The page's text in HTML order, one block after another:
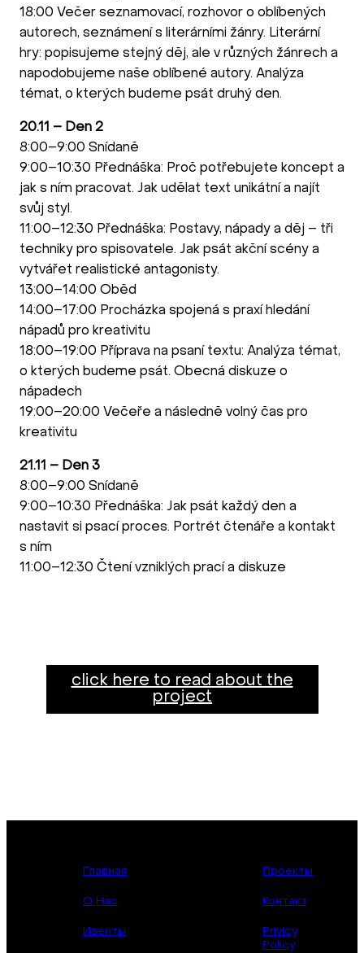
18:00 Večer seznamovací, rozhovor o oblíbených
autorech, seznámení s literárními žánry. Literární
hry: popisujeme stejný děj, ale v různých žánrech a
napodobujeme naše oblíbené autory. Analýza
témat, o kterých budeme psát druhý den.
20.11 – Den 2
8:00–9:00 Snídaně
9:00–10:30 Přednáška: Proč potřebujete koncept a
jak s ním pracovat. Jak udělat text unikátní a najít
svůj styl.
11:00–12:30 Přednáška: Postavy, nápady a děj – tři
techniky pro spisovatele. Jak psát akční scény a
vytvářet realistické antagonisty.
13:00–14:00 Oběd
14:00–17:00 Procházka spojená s praxí hledání
nápadů pro kreativitu
18:00–19:00 Příprava na psaní textu: Analýza témat,
o kterých budeme psát. Obecná diskuze o
nápadech
19:00–20:00 Večeře a následně volný čas pro
kreativitu
21.11 – Den 3
8:00–9:00 Snídaně
9:00–10:30 Přednáška: Jak psát každý den a
nastavit si psací proces. Portrét čtenáře a kontakt
s ním
11:00–12:30 Čtení vzniklých prací a diskuze
click here to read about the
project
Главная
О Нас
Ивенты
Проекты
Контакт
Privicy
Policy